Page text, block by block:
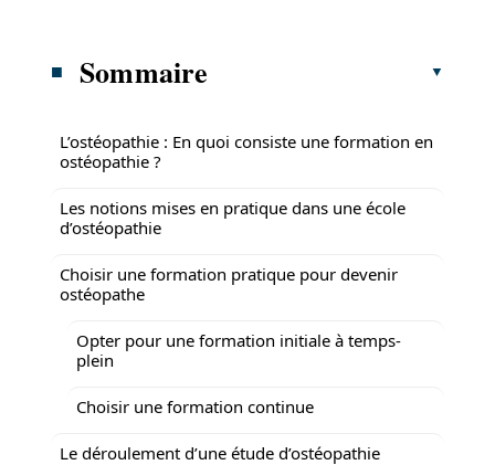
Sommaire
L’ostéopathie : En quoi consiste une formation en
ostéopathie ?
Les notions mises en pratique dans une école
d’ostéopathie
Choisir une formation pratique pour devenir
ostéopathe
Opter pour une formation initiale à temps-
plein
Choisir une formation continue
Le déroulement d’une étude d’ostéopathie